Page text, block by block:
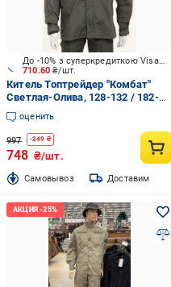
710.60₴/шт.
До -10% з суперкредиткою Visa Вигода
Китель Топтрейдер "Комбат"
Светлая-Олива, 128-132 / 182-
188cм р.3XL
оценить
997 -249 ₴
748 ₴/шт.
Cамовывоз Доставим